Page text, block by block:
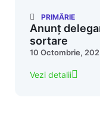
PRIMĂRIE
Anunț
sortare
10 Octombrie,
Vezi detalii